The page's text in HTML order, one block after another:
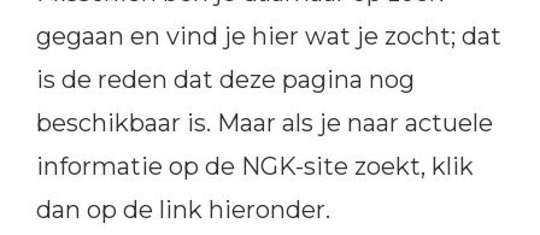
gegaan en vind je hier wat je zocht; dat
is de reden dat deze pagina nog
beschikbaar is. Maar als je naar actuele
informatie op de NGK-site zoekt, klik
dan op de link hieronder.